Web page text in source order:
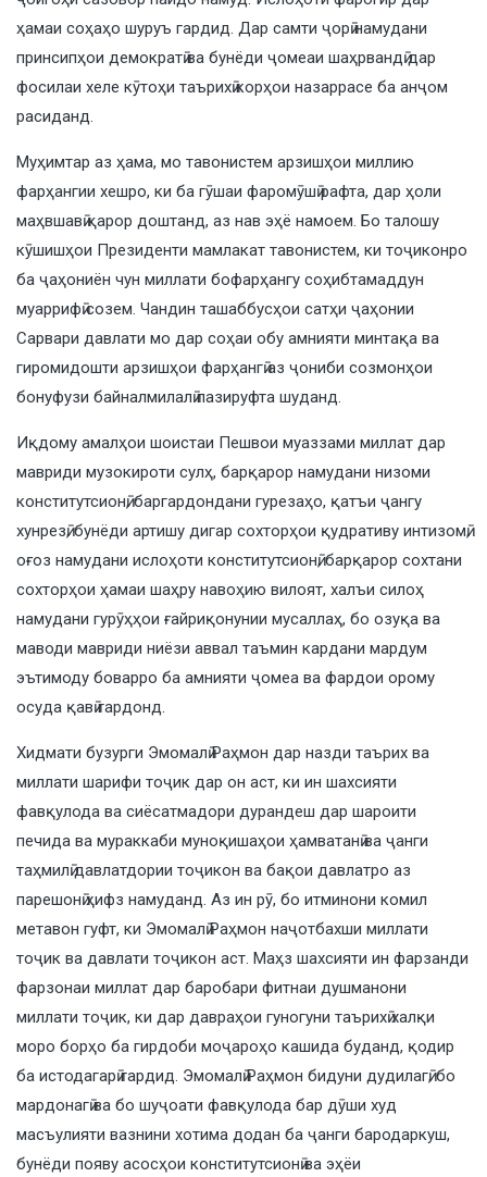
ҳамаи соҳаҳо шуруъ гардид. Дар самти ҷорӣ намудани
принсипҳои демократӣ ва бунёди ҷомеаи шаҳрвандӣ дар
фосилаи хеле кӯтоҳи таърихӣ корҳои назаррасе ба анҷом
расиданд.
Муҳимтар аз ҳама, мо тавонистем арзишҳои миллию
фарҳангии хешро, ки ба гӯшаи фаромӯшӣ рафта, дар ҳоли
маҳвшавӣ қарор доштанд, аз нав эҳё намоем. Бо талошу
кӯшишҳои Президенти мамлакат тавонистем, ки тоҷиконро
ба ҷаҳониён чун миллати бофарҳангу соҳибтамаддун
муаррифӣ созем. Чандин ташаббусҳои сатҳи ҷаҳонии
Сарвари давлати мо дар соҳаи обу амнияти минтақа ва
гиромидошти арзишҳои фарҳангӣ аз ҷониби созмонҳои
бонуфузи байналмилалӣ пазируфта шуданд.
Иқдому амалҳои шоистаи Пешвои муаззами миллат дар
мавриди музокироти сулҳ, барқарор намудани низоми
конститутсионӣ, баргардондани гурезаҳо, қатъи ҷангу
хунрезӣ, бунёди артишу дигар сохторҳои қудративу интизомӣ,
оғоз намудани ислоҳоти конститутсионӣ, барқарор сохтани
сохторҳои ҳамаи шаҳру навоҳию вилоят, халъи силоҳ
намудани гурӯҳҳои ғайриқонунии мусаллаҳ, бо озуқа ва
маводи мавриди ниёзи аввал таъмин кардани мардум
эътимоду боварро ба амнияти ҷомеа ва фардои орому
осуда қавӣ гардонд.
Хидмати бузурги Эмомалӣ Раҳмон дар назди таърих ва
миллати шарифи тоҷик дар он аст, ки ин шахсияти
фавқулода ва сиёсатмадори дурандеш дар шароити
печида ва мураккаби муноқишаҳои ҳамватанӣ ва ҷанги
таҳмилӣ давлатдории тоҷикон ва бақои давлатро аз
парешонӣ ҳифз намуданд. Аз ин рӯ, бо итминони комил
метавон гуфт, ки Эмомалӣ Раҳмон наҷотбахши миллати
тоҷик ва давлати тоҷикон аст. Маҳз шахсияти ин фарзанди
фарзонаи миллат дар баробари фитнаи душманони
миллати тоҷик, ки дар давраҳои гуногуни таърихӣ халқи
моро борҳо ба гирдоби моҷароҳо кашида буданд, қодир
ба истодагарӣ гардид. Эмомалӣ Раҳмон бидуни дудилагӣ, бо
мардонагӣ ва бо шуҷоати фавқулода бар дӯши худ
масъулияти вазнини хотима додан ба ҷанги бародаркуш,
бунёди появу асосҳои конститутсионӣ ва эҳёи